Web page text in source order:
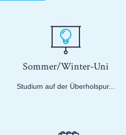
Sommer/Winter-Uni
Studium auf der Überholspur...